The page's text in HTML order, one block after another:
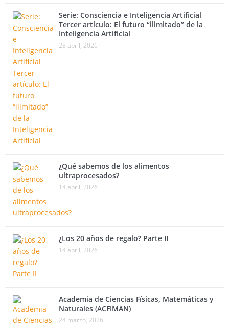
Serie: Consciencia e Inteligencia Artificial
Tercer artículo: El futuro “ilimitado” de la
Inteligencia Artificial
28 abril, 2026
¿Qué sabemos de los alimentos
ultraprocesados?
14 abril, 2026
¿Los 20 años de regalo? Parte II
14 abril, 2026
Academia de Ciencias Físicas, Matemáticas y
Naturales (ACFIMAN)
24 marzo, 2026